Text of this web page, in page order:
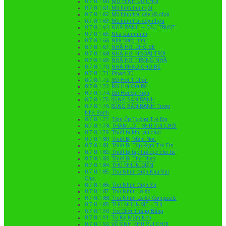
MÔ HÌNH ĐỒ CHƠI
Mô hình thú ngồi
Mô hình trái cây đồ chơi
Mô hình trái cây nhựa
NHÀ BANH – CẦU TRƯỢT
Nhà banh mini
Nhà bóng mini
NHÀ HƠI CHO BÉ
NHÀ HƠI NGOÀI TRỜI
NHÀ HƠI TRONG NHÀ
NHÀ PHAO CHO BÉ
Pinart 3D
Rối Hơi 1 Chân
Rối Hơi Giá Rẻ
Rối Hơi Sự Kiện
SÚNG BẮN BANH
SÚNG BẮN BANH Trong
Nhà Banh
Tấm Ốp Tường Trẻ Em
THẢM LÓT KHU VUI CHƠI
Thiết bị khu vui chơi
Thiết Bị Mầm Non
Thiết Bị Tập Gym Trẻ Em
Thiết bị tập thể dục cho bé
Thiết Bị Thể Thao
THÚ NHÚN ĐIỆN
Thú Nhún Điện Khu Vui
Chơi
Thú Nhún Điện Xu
Thú Nhún Lò Xo
Thú Nhún Lò Xo Composite
THÚ NHÚN SIÊU THỊ
Trò Chơi Thăng Bằng
Tủ Kệ Mầm Non
VỆ SINH KHU VUI CHƠI